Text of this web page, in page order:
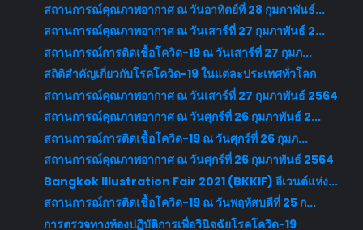
สถานการณ์คุณภาพอากาศ ณ วันอาทิตย์ที่ 28 กุมภาพันธ์...
สถานการณ์คุณภาพอากาศ ณ วันเสาร์ที่ 27 กุมภาพันธ์ 2...
สถานการณ์การติดเชื้อโควิด-19 ณ วันเสาร์ที่ 27 กุมภ...
สถิติสำคัญเกี่ยวกับโรคโควิด-19 ในแต่ละประเทศทั่วโลก
สถานการณ์คุณภาพอากาศ ณ วันเสาร์ที่ 27 กุมภาพันธ์ 2564
สถานการณ์คุณภาพอากาศ ณ วันศุกร์ที่ 26 กุมภาพันธ์ 2...
สถานการณ์การติดเชื้อโควิด-19 ณ วันศุกร์ที่ 26 กุมภ...
สถานการณ์คุณภาพอากาศ ณ วันศุกร์ที่ 26 กุมภาพันธ์ 2564
Bangkok Illustration Fair 2021 (BKKIF) อีเวนต์แห่ง...
สถานการณ์การติดเชื้อโควิด-19 ณ วันพฤหัสบดีที่ 25 ก...
การตรวจทางห้องปฏิบัติการเพื่อวินิจฉัยโรคโควิด-19